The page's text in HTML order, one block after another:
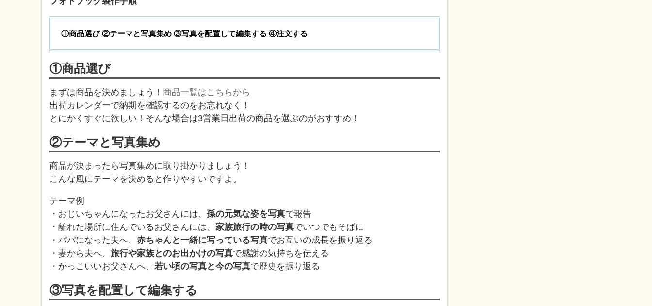
①商品選び ②テーマと写真集め ③写真を配置して編集する ④注文する
①商品選び
まずは商品を決めましょう！ 商品一覧はこちらから
出荷カレンダーで納期を確認するのをお忘れなく！
とにかくすぐに欲しい！そんな場合は3営業日出荷の商品を選ぶのがおすすめ！
②テーマと写真集め
商品が決まったら写真集めに取り掛かりましょう！
こんな風にテーマを決めると作りやすいですよ。
テーマ例
・おじいちゃんになったお父さんには、 孫の元気な姿を写真で報告
・離れた場所に住んでいるお父さんには、 家族旅行の時の写真でいつでもそばに
・パパになった夫へ、 赤ちゃんと一緒に写っている写真でお互いの成長を振り返る
・妻から夫へ、 旅行や家族とのお出かけの写真で感謝の気持ちを伝える
・かっこいいお父さんへ、 若い頃の写真と今の写真で歴史を振り返る
③写真を配置して編集する